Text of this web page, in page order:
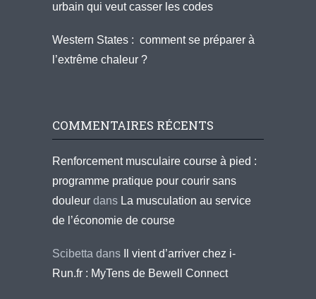
urbain qui veut casser les codes
Western States : comment se préparer à
l’extrême chaleur ?
COMMENTAIRES RÉCENTS
Renforcement musculaire course à pied :
programme pratique pour courir sans
douleur dans La musculation au service
de l’économie de course
Scibetta dans
Il vient d’arriver chez i-
Run.fr : MyTens de Bewell Connect